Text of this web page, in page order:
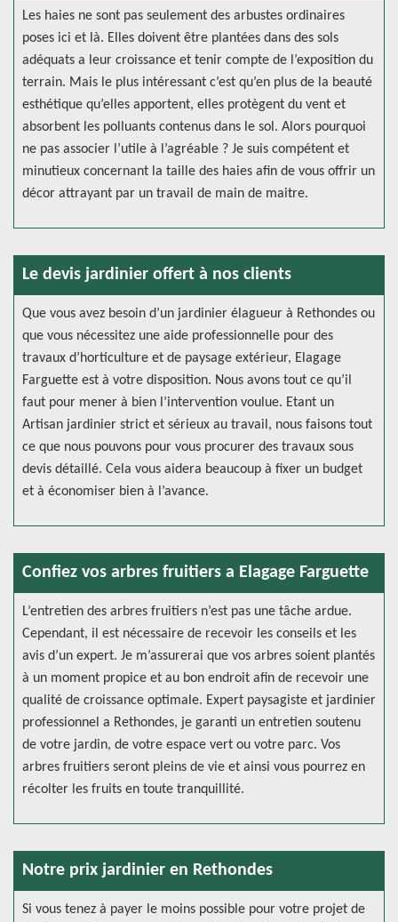
Les haies ne sont pas seulement des arbustes ordinaires
poses ici et là. Elles doivent être plantées dans des sols
adéquats a leur croissance et tenir compte de l’exposition du
terrain. Mais le plus intéressant c’est qu’en plus de la beauté
esthétique qu’elles apportent, elles protègent du vent et
absorbent les polluants contenus dans le sol. Alors pourquoi
ne pas associer l’utile à l’agréable ? Je suis compétent et
minutieux concernant la taille des haies afin de vous offrir un
décor attrayant par un travail de main de maitre.
Le devis jardinier offert à nos clients
Que vous avez besoin d’un jardinier élagueur à Rethondes ou
que vous nécessitez une aide professionnelle pour des
travaux d’horticulture et de paysage extérieur, Elagage
Farguette est à votre disposition. Nous avons tout ce qu’il
faut pour mener à bien l’intervention voulue. Etant un
Artisan jardinier strict et sérieux au travail, nous faisons tout
ce que nous pouvons pour vous procurer des travaux sous
devis détaillé. Cela vous aidera beaucoup à fixer un budget
et à économiser bien à l’avance.
Confiez vos arbres fruitiers a Elagage Farguette
L’entretien des arbres fruitiers n’est pas une tâche ardue.
Cependant, il est nécessaire de recevoir les conseils et les
avis d’un expert. Je m’assurerai que vos arbres soient plantés
à un moment propice et au bon endroit afin de recevoir une
qualité de croissance optimale. Expert paysagiste et jardinier
professionnel a Rethondes, je garanti un entretien soutenu
de votre jardin, de votre espace vert ou votre parc. Vos
arbres fruitiers seront pleins de vie et ainsi vous pourrez en
récolter les fruits en toute tranquillité.
Notre prix jardinier en Rethondes
Si vous tenez à payer le moins possible pour votre projet de